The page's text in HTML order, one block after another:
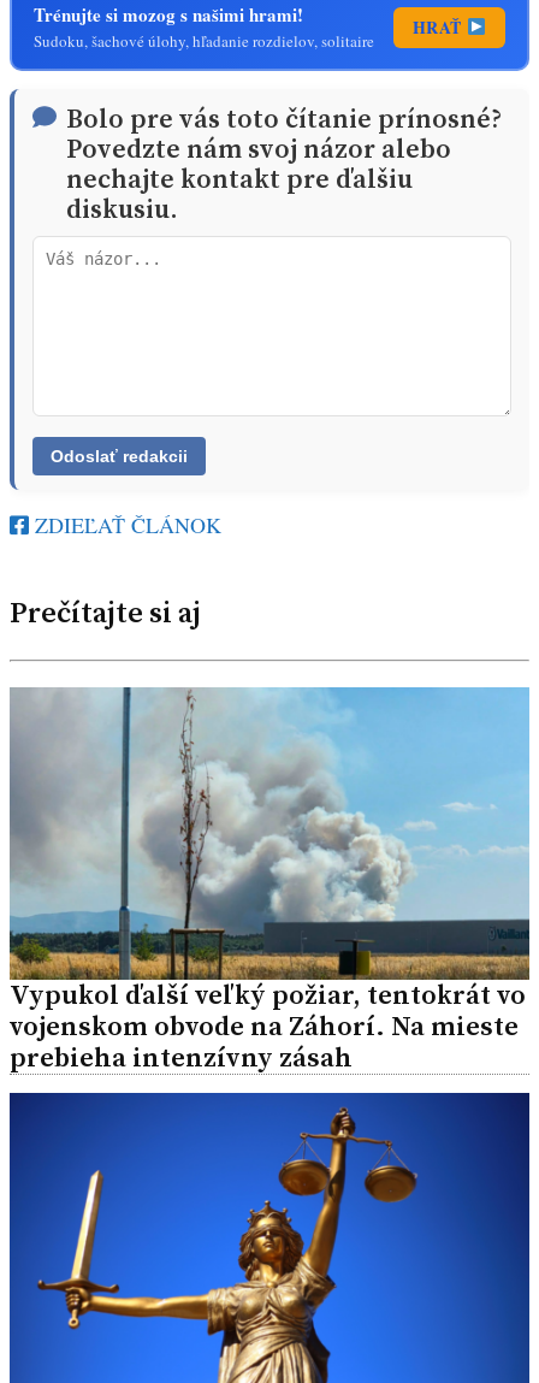
Trénujte si mozog s našimi hrami!
Sudoku, šachové úlohy, hľadanie rozdielov, solitaire
HRAŤ
Bolo pre vás toto čítanie prínosné?
Povedzte nám svoj názor alebo
nechajte kontakt pre ďalšiu
diskusiu.
ZDIEĽAŤ ČLÁNOK
Prečítajte si aj
Vypukol ďalší veľký požiar, tentokrát vo
vojenskom obvode na Záhorí. Na mieste
prebieha intenzívny zásah